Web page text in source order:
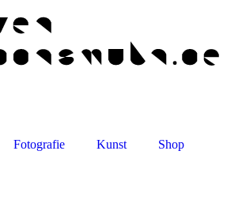
Fotografie Kunst Shop